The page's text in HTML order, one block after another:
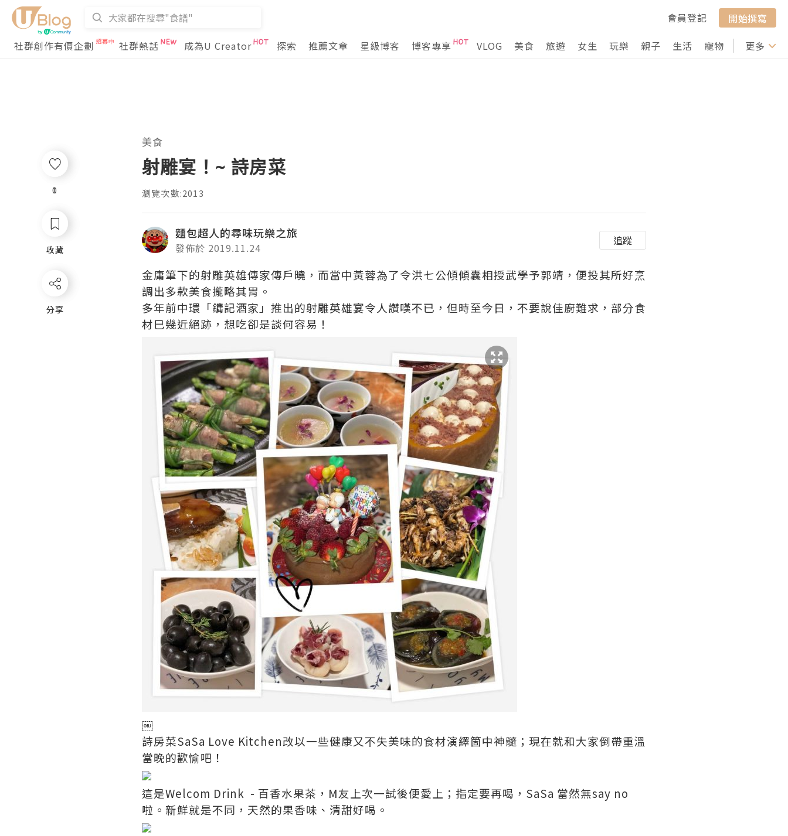
會員登記
開始撰寫
社群創作有價企劃
社群熱話 成為U Creator 探索 推薦文章 星級博客 博客專享 VLOG 美食 旅遊 女生 玩樂 親子 生活 寵物 行山 打卡
更多
0
收藏
分享
美食
射雕宴！~ 詩房菜
瀏覽次數:2013
麵包超人的尋味玩樂之旅
發佈於 2019.11.24
追蹤
金庸筆下的射雕英雄傳家傳戶曉，而當中黃蓉為了令洪七公傾傾囊相授武學予郭靖，便投其所好烹
調出多款美食攏略其胃。
多年前中環「鏞記酒家」推出的射雕英雄宴令人讚嘆不已，但時至今日，不要說佳廚難求，部分食
材巳幾近絕跡，想吃卻是談何容易！
￼
詩房菜SaSa Love Kitchen改以一些健康又不失美味的食材演繹箇中神髓；現在就和大家倒帶重溫
當晚的歡愉吧！
這是Welcom Drink - 百香水果茶，M友上次一試後便愛上；指定要再喝，SaSa 當然無say no
啦。新鮮就是不同，天然的果香味、清甜好喝。
1
收藏
分享